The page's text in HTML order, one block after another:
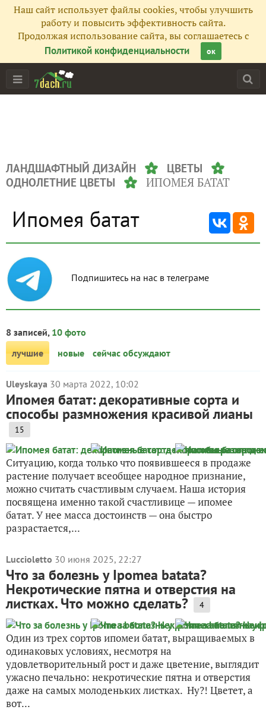
Наш сайт использует файлы cookies, чтобы улучшить
работу и повысить эффективность сайта.
Продолжая использование сайта, вы соглашаетесь с
Политикой конфиденциальности
ок
ЛАНДШАФТНЫЙ ДИЗАЙН
ЦВЕТЫ
ОДНОЛЕТНИЕ ЦВЕТЫ
ИПОМЕЯ БАТАТ
Ипомея батат
Подпишитесь на нас в телеграме
8 записей, 10 фото
лучшие
новые сейчас обсуждают
Uleyskaya 30 марта 2022, 10:02
Ипомея батат: декоративные сорта и
способы размножения красивой лианы
15
Ситуацию, когда только что появившееся в продаже
растение получает всеобщее народное признание,
можно считать счастливым случаем. Наша история
посвящена именно такой счастливице — ипомее
батат. У нее масса достоинств — она быстро
разрастается,...
Luccioletto 30 июня 2025, 22:27
Что за болезнь у Ipomea batata?
Некротические пятна и отверстия на
листках. Что можно сделать? 4
Один из трех сортов ипомеи батат, выращиваемых в
одинаковых условиях, несмотря на
удовлетворительный рост и даже цветение, выглядит
ужасно печально: некротические пятна и отверстия
даже на самых молоденьких листках. Ну?! Цветет, а
вот...